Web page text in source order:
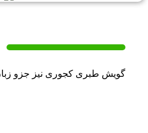
گویش طبری کجوری نیز جزو